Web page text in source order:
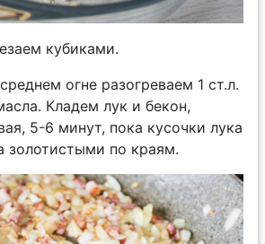
кубиками.
огне разогреваем 1 ст.л.
Кладем лук и бекон,
5-6 минут, пока кусочки лука
золотистыми по краям.